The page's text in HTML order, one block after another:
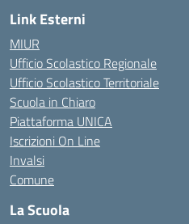
Link Esterni
MIUR
Ufficio Scolastico Regionale
Ufficio Scolastico Territoriale
Scuola in Chiaro
Piattaforma UNICA
Iscrizioni On Line
Invalsi
Comune
La Scuola